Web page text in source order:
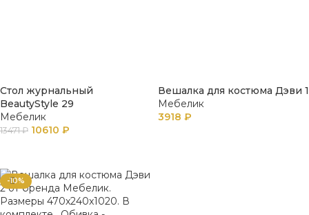
Стол журнальный
BeautyStyle 29
Мебелик
13471₽ 10610 ₽
Вешалка для костюма Дэви 1
Мебелик
3918 ₽
-10%